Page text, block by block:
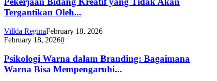
Tergantikan Oleh...
Villda ReginaFebruary 18, 2026
February 18, 20260
Psikologi Warna dalam Branding: Bagaimana
Warna Bisa Mempengaruhi...